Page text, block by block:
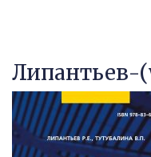
Липантьев-